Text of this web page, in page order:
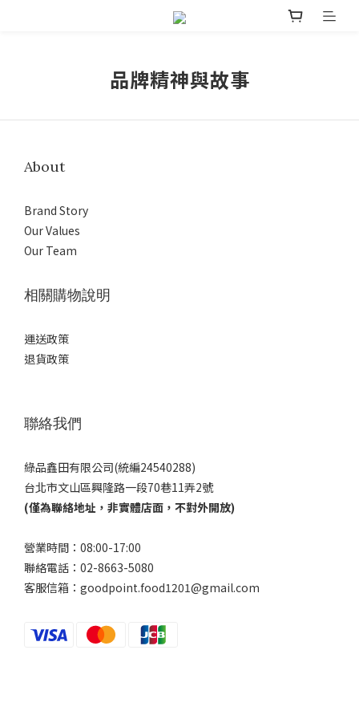
品牌精神與故事
About
Brand Story
Our Values
Our Team
相關購物說明
運送政策
退貨政策
聯絡我們
綠品鑫田有限公司(統編24540288)
台北市文山區興隆路一段70巷11弄2號
(僅為聯絡地址，非實體店面，不對外開放)
營業時間：08:00-17:00
聯絡電話：02-8663-5080
客服信箱：goodpoint.food1201@gmail.com